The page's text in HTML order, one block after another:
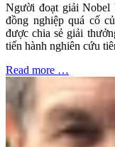
Người đoạt giải Nobel
đồng nghiệp quá cố
được chia sẻ giải
tiến hành nghiên cứu
Read more …